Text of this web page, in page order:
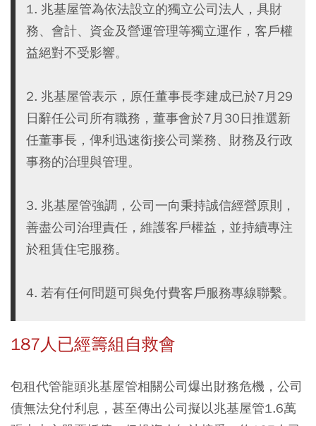
1. 兆基屋管為依法設立的獨立公司法人，具財
務、會計、資金及營運管理等獨立運作，客戶權
益絕對不受影響。
2. 兆基屋管表示，原任董事長李建成已於7月29
日辭任公司所有職務，董事會於7月30日推選新
任董事長，俾利迅速銜接公司業務、財務及行政
事務的治理與管理。
3. 兆基屋管強調，公司一向秉持誠信經營原則，
善盡公司治理責任，維護客戶權益，並持續專注
於租賃住宅服務。
4. 若有任何問題可與免付費客戶服務專線聯繫。
187人已經籌組自救會
包租代管龍頭兆基屋管相關公司爆出財務危機，公司
債無法兌付利息，甚至傳出公司擬以兆基屋管1.6萬